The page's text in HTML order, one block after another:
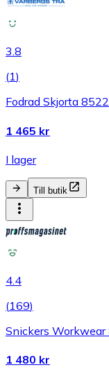
3.8
(1)
Fodrad Skjorta
1 465 kr
I lager
Till butik
4.4
(169)
Snickers Workwear
1 480 kr